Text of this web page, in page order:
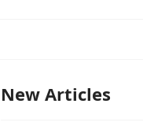
New Articles